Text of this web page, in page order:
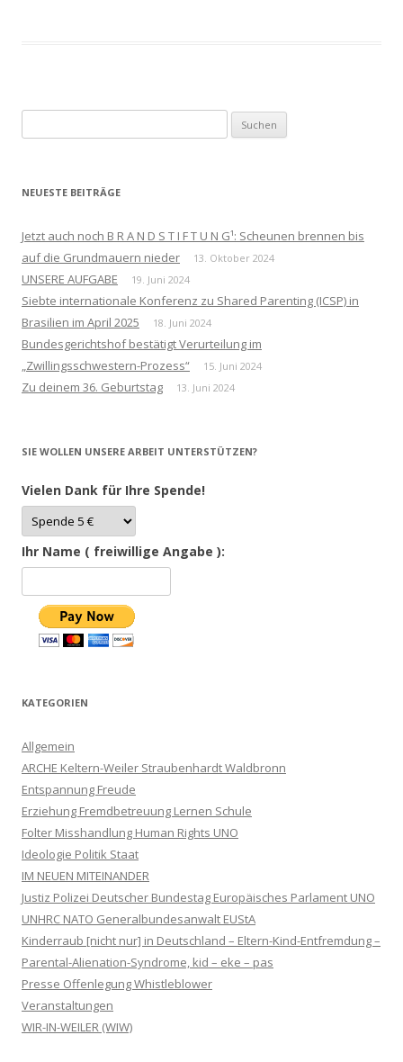
nach:
NEUESTE BEITRÄGE
Jetzt auch noch B R A N D S T I F T U N G¹: Scheunen brennen bis
auf die Grundmauern nieder
13. Oktober 2024
UNSERE AUFGABE 19. Juni 2024
Siebte internationale Konferenz zu Shared Parenting (ICSP) in
Brasilien im April 2025
18. Juni 2024
Bundesgerichtshof bestätigt Verurteilung im
„Zwillingsschwestern-Prozess“
15. Juni 2024
Zu deinem 36. Geburtstag 13. Juni 2024
SIE WOLLEN UNSERE ARBEIT UNTERSTÜTZEN?
Vielen Dank für Ihre Spende!
Ihr Name ( freiwillige Angabe ):
KATEGORIEN
Allgemein
ARCHE Keltern-Weiler Straubenhardt Waldbronn
Entspannung Freude
Erziehung Fremdbetreuung Lernen Schule
Folter Misshandlung Human Rights UNO
Ideologie Politik Staat
IM NEUEN MITEINANDER
Justiz Polizei Deutscher Bundestag Europäisches Parlament UNO
UNHRC NATO Generalbundesanwalt EUStA
Kinderraub [nicht nur] in Deutschland – Eltern-Kind-Entfremdung –
Parental-Alienation-Syndrome, kid – eke – pas
Presse Offenlegung Whistleblower
Veranstaltungen
WIR-IN-WEILER (WIW)